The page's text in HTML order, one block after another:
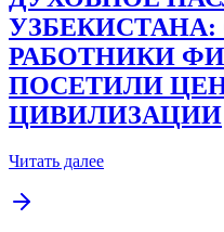
РАБОТНИКИ
ПОСЕТИЛИ
ЦИВИЛИЗАЦИИ
Читать далее